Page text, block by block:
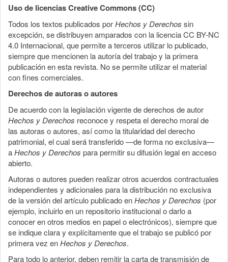
Uso de licencias Creative Commons (CC)
Todos los textos publicados porHechos y Derechos sin
excepción, se distribuyen amparados con la licencia CC BY-NC
4.0 Internacional, que permite a terceros utilizar lo publicado,
siempre que mencionen la autoría del trabajo y la primera
publicación en esta revista. No se permite utilizar el material
con fines comerciales.
Derechos de autoras o autores
De acuerdo con la legislación vigente de derechos de autor
Hechos y Derechos reconoce y respeta el derecho moral de
las autoras o autores, así como la titularidad del derecho
patrimonial, el cual será transferido —de forma no exclusiva—
aHechos y Derechos para permitir su difusión legal en acceso
abierto.
Autoras o autores pueden realizar otros acuerdos contractuales
independientes y adicionales para la distribución no exclusiva
de la versión del artículo publicado enHechos y Derechos (por
ejemplo, incluirlo en un repositorio institucional o darlo a
conocer en otros medios en papel o electrónicos), siempre que
se indique clara y explícitamente que el trabajo se publicó por
primera vez enHechos y Derechos.
Para todo lo anterior, deben remitir la carta de transmisión de